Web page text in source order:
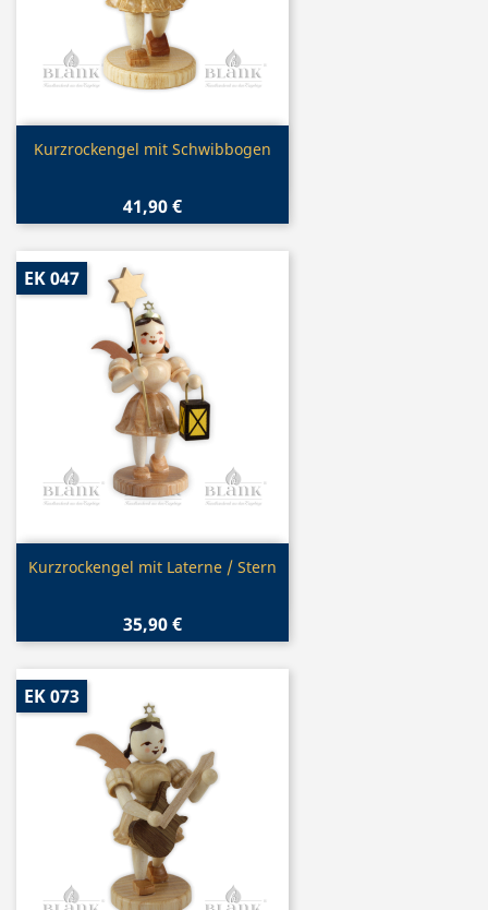
Vorschau
Kurzrockengel mit Schwibbogen
41,90 €
Vorschau
Kurzrockengel mit Laterne / Stern
35,90 €
EK 047
EK 073